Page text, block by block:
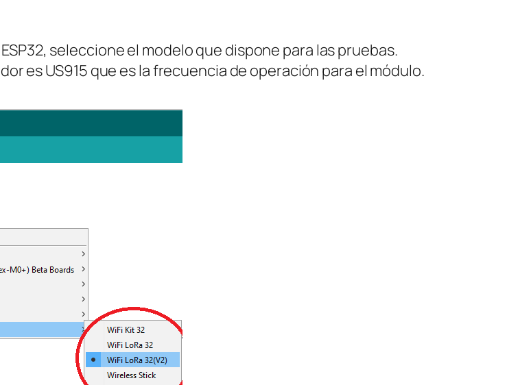
seleccione el modelo que dispone para las pruebas.
es US915 que es la frecuencia de operación para el módulo.